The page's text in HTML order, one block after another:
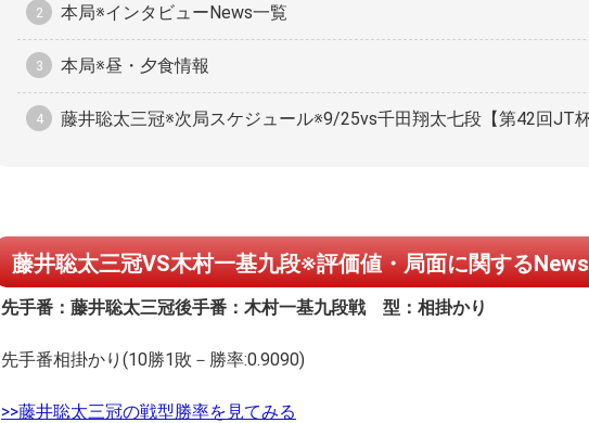
本局※インタビューNews一覧
本局※昼・夕食情報
藤井聡太三冠※次局スケジュール※9/25vs千田翔太七段【第42回JT杯
藤井聡太三冠VS木村一基九段※評価値・局面に関するNews
先手番：藤井聡太三冠後手番：木村一基九段戦 型：相掛かり
先手番相掛かり(10勝1敗－勝率:0.9090)
>>藤井聡太三冠の戦型勝率を見てみる